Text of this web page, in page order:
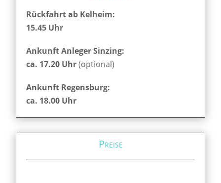
Rückfahrt ab Kelheim:
15.45 Uhr
Ankunft Anleger Sinzing:
ca. 17.20 Uhr(optional)
Ankunft Regensburg:
ca. 18.00 Uhr
Preise